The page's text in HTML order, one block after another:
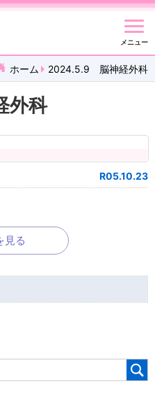
メニュー
ホーム 2024.5.9 脳神経外科
科
R05.10.23
見る